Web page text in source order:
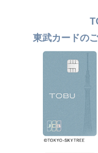
東武カードの